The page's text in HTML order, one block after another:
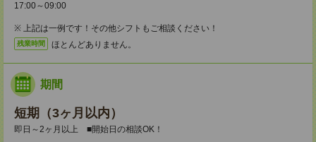
17:00～09:00
※ 上記は一例です！その他シフトもご相談ください！
残業時間 ほとんどありません。
期間
短期（3ヶ月以内）
即日～2ヶ月以上 ■開始日の相談OK！